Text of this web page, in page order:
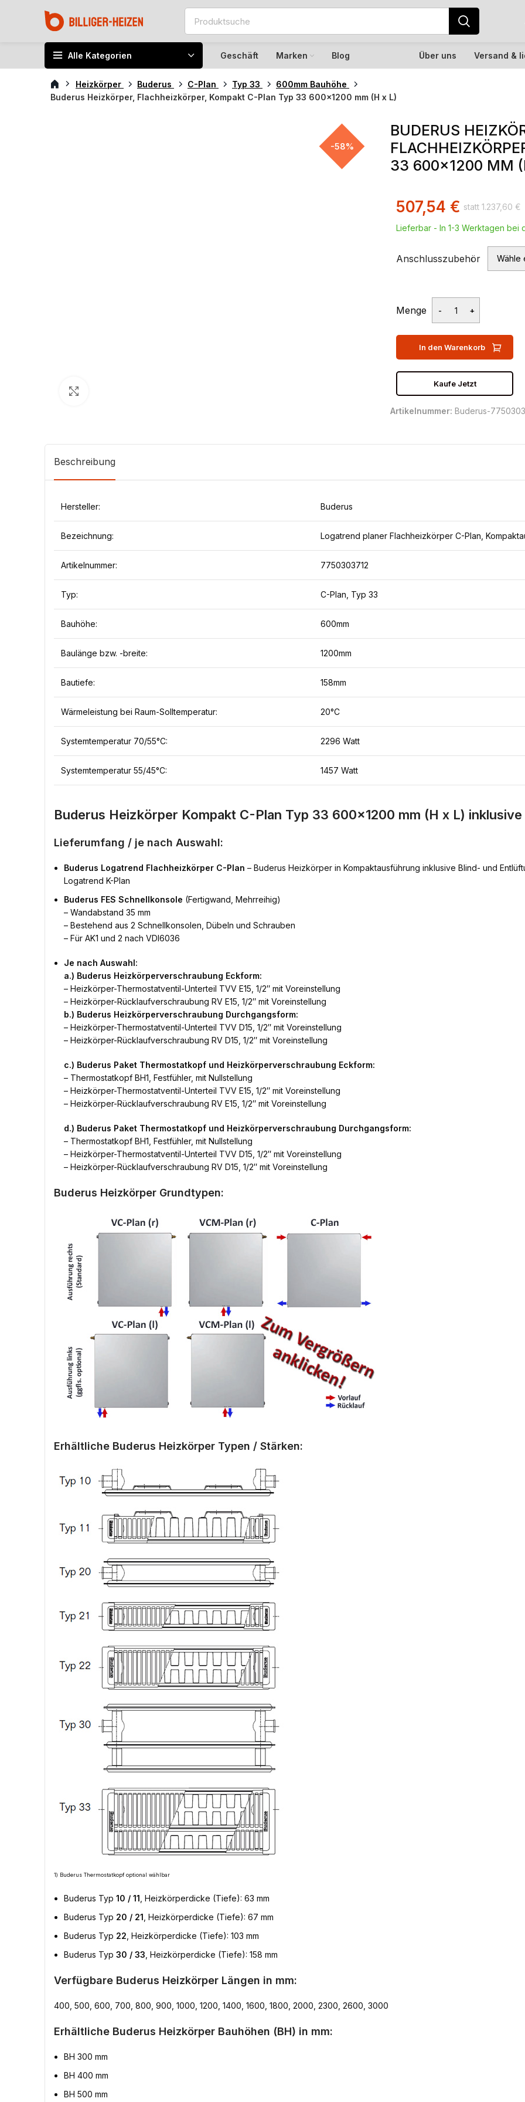
Alle Kategorien Geschäft Marken Blog Über uns Versand &
Heizkörper Buderus C-Plan Typ 33
600mm Bauhöhe
Buderus Heizkörper, Flachheizkörper, Kompakt C-Plan Typ 33 600×1200 mm (H x L)
-58%
BUDERUS
33 600×1200 MM
1.237,60 €
507,54 €
Lieferbar - In 1-3 Werktagen bei
Anschlusszubehör
Menge
In den Warenkorb
Kaufe Jetzt
Artikelnummer: Buderus-
Beschreibung
Hersteller: Buderus
Bezeichnung: Logatrend planer Flachheizkörper C-Plan,
Artikelnummer: 7750303712
Typ: C-Plan, Typ 33
Bauhöhe: 600mm
Baulänge bzw. -breite: 1200mm
Bautiefe: 158mm
Wärmeleistung bei Raum-Solltemperatur: 20°C
Systemtemperatur 70/55°C: 2296 Watt
Systemtemperatur 55/45°C: 1457 Watt
Buderus Heizkörper Kompakt C-Plan Typ 33 600×1200 mm (H x L)
Lieferumfang / je nach Auswahl:
Buderus Logatrend Flachheizkörper C-Plan – Buderus Heizkörper in Kompaktausführung inklusive Blind- und
Logatrend K-Plan
Buderus FES Schnellkonsole (Fertigwand, Mehrreihig)
– Wandabstand 35 mm
– Bestehend aus 2 Schnellkonsolen, Dübeln und Schrauben
– Für AK1 und 2 nach VDI6036
Je nach Auswahl:
a.) Buderus Heizkörperverschraubung Eckform:
– Heizkörper-Thermostatventil-Unterteil TVV E15, 1/2″ mit Voreinstellung
– Heizkörper-Rücklaufverschraubung RV E15, 1/2″ mit Voreinstellung
b.) Buderus Heizkörperverschraubung Durchgangsform:
– Heizkörper-Thermostatventil-Unterteil TVV D15, 1/2″ mit Voreinstellung
– Heizkörper-Rücklaufverschraubung RV D15, 1/2″ mit Voreinstellung
c.) Buderus Paket Thermostatkopf und Heizkörperverschraubung Eckform:
– Thermostatkopf BH1, Festfühler, mit Nullstellung
– Heizkörper-Thermostatventil-Unterteil TVV E15, 1/2″ mit Voreinstellung
– Heizkörper-Rücklaufverschraubung RV E15, 1/2″ mit Voreinstellung
d.) Buderus Paket Thermostatkopf und Heizkörperverschraubung Durchgangsform:
– Thermostatkopf BH1, Festfühler, mit Nullstellung
– Heizkörper-Thermostatventil-Unterteil TVV D15, 1/2″ mit Voreinstellung
– Heizkörper-Rücklaufverschraubung RV D15, 1/2″ mit Voreinstellung
Buderus Heizkörper Grundtypen:
Erhältliche Buderus Heizkörper Typen / Stärken:
1) Buderus Thermostatkopf optional wählbar
Buderus Typ 10 / 11 , Heizkörperdicke (Tiefe): 63 mm
Buderus Typ 20 / 21 , Heizkörperdicke (Tiefe): 67 mm
Buderus Typ 22 , Heizkörperdicke (Tiefe): 103 mm
Buderus Typ 30 / 33 , Heizkörperdicke (Tiefe): 158 mm
Verfügbare Buderus Heizkörper Längen in mm:
400, 500, 600, 700, 800, 900, 1000, 1200, 1400, 1600, 1800, 2000, 2300, 2600, 3000
Erhältliche Buderus Heizkörper Bauhöhen (BH) in mm:
BH 300 mm
BH 400 mm
BH 500 mm